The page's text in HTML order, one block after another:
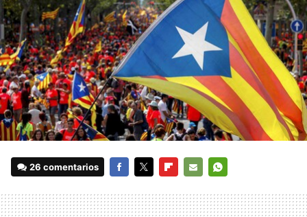
26 comentarios
MAIL